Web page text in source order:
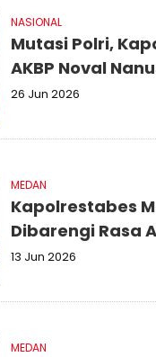
NASIONAL
Mutasi Polri,
AKBP Noval
26 Jun 2026
MEDAN
Kapolrestabes
Dibarengi Rasa
13 Jun 2026
MEDAN